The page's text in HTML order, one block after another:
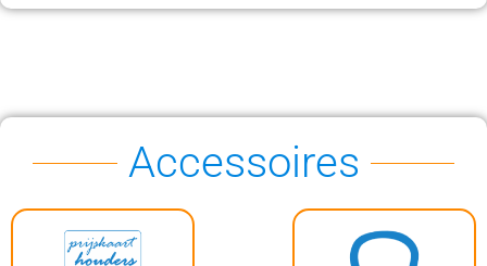
Accessoires